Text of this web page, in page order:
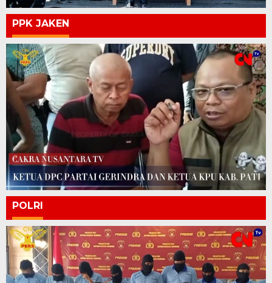
PPK JAKEN
POLRI